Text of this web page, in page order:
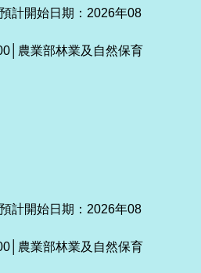
計開始日期：2026年08
農業部林業及自然保育
計開始日期：2026年08
農業部林業及自然保育